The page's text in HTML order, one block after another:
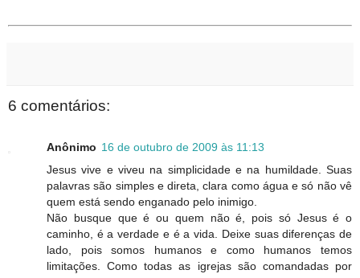
6 comentários:
Anônimo 16 de outubro de 2009 às 11:13
Jesus vive e viveu na simplicidade e na humildade. Suas
palavras são simples e direta, clara como água e só não vê
quem está sendo enganado pelo inimigo.
Não busque que é ou quem não é, pois só Jesus é o
caminho, é a verdade e é a vida. Deixe suas diferenças de
lado, pois somos humanos e como humanos temos
limitações. Como todas as igrejas são comandadas por